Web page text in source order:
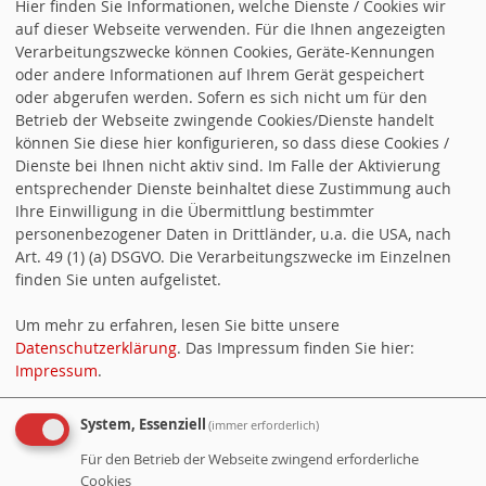
RSS-Nachrichtenticker, Adresse und
Infos.
FOLGE UNS!
JETZT MITMACHEN!
Hier finden Sie Informationen, welche Dienste / Cookies wir
auf dieser Webseite verwenden. Für die Ihnen angezeigten
Verarbeitungszwecke können Cookies, Geräte-Kennungen
oder andere Informationen auf Ihrem Gerät gespeichert
oder abgerufen werden. Sofern es sich nicht um für den
Betrieb der Webseite zwingende Cookies/Dienste handelt
können Sie diese hier konfigurieren, so dass diese Cookies /
Dienste bei Ihnen nicht aktiv sind. Im Falle der Aktivierung
entsprechender Dienste beinhaltet diese Zustimmung auch
Ihre Einwilligung in die Übermittlung bestimmter
personenbezogener Daten in Drittländer, u.a. die USA, nach
Art. 49 (1) (a) DSGVO. Die Verarbeitungszwecke im Einzelnen
finden Sie unten aufgelistet.
Um mehr zu erfahren, lesen Sie bitte unsere
Datenschutzerklärung. Das Impressum finden Sie hier:
Impressum.
System, Essenziell (immer erforderlich)
Für den Betrieb der Webseite zwingend erforderliche
Cookies